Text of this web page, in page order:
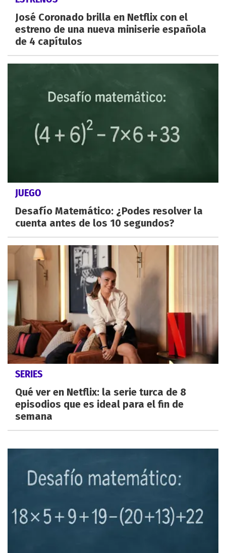
José Coronado brilla en Netflix con el
estreno de una nueva miniserie española
de 4 capítulos
JUEGO
Desafío Matemático: ¿Podes resolver la
cuenta antes de los 10 segundos?
SERIES
Qué ver en Netflix: la serie turca de 8
episodios que es ideal para el fin de
semana